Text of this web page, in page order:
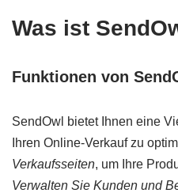
Was ist
Funktionen von
SendOwl bietet Ihnen eine
Ihren Online-Verkauf zu
Verkaufsseiten, um Ihre
Verwalten Sie Kunden und